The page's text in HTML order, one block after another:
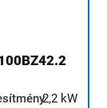
2,2 kW